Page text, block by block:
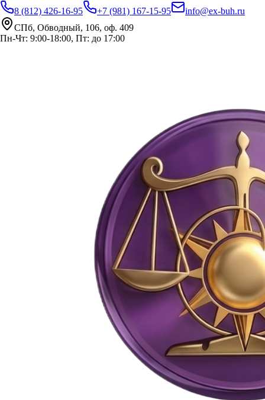
8 (812) 426-16-95 +7 (981) 167-15-95
info@ex-buh.ru
СПб, Обводный, 106, оф. 409
Пн-Чт: 9:00-18:00, Пт: до 17:00